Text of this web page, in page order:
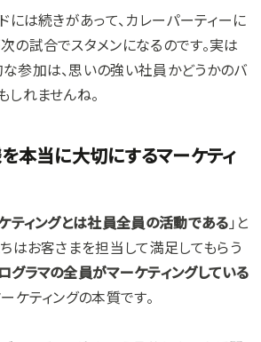
には続きがあって、カレーパーティーに
の試合でスタメンになるのです。実は
参加は、思いの強い社員かどうかのバ
しれませんね。
本当に大切にするマーケティ
ティングとは社員全員の活動である 」と
はお客さまを担当して満足してもらう
グラマの全員がマーケティングしている
ケティングの本質です。